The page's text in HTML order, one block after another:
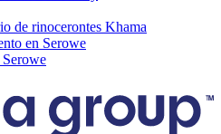
de rinocerontes Khama
en Serowe